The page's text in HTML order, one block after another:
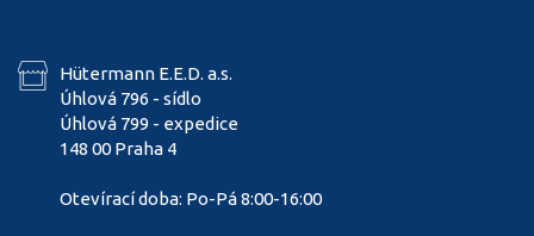
Hütermann E.E.D. a.s.
Úhlová 796 - sídlo
Úhlová 799 - expedice
148 00 Praha 4
Otevírací doba: Po-Pá 8:00-16:00